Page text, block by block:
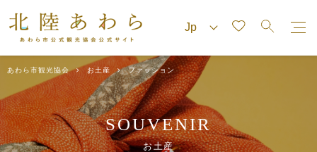
あわら市観光協会 お土産 ファッション
SOUVENIR
お土産